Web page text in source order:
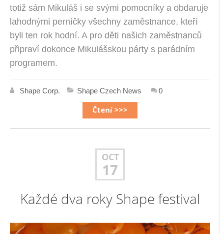
totiž sám Mikuláš i se svými pomocníky a obdaruje
lahodnými perníčky všechny zaměstnance, kteří
byli ten rok hodní. A pro děti našich zaměstnanců
připraví dokonce Mikulášskou párty s parádním
programem.
Shape Corp. Shape Czech News 0
Čtení >>>
OCT
17
Každé dva roky Shape festival